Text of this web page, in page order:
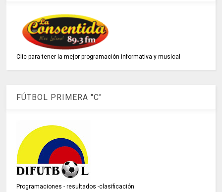
Clic para tener la mejor programación informativa y musical
FÚTBOL PRIMERA "C"
Programaciones - resultados -clasificación